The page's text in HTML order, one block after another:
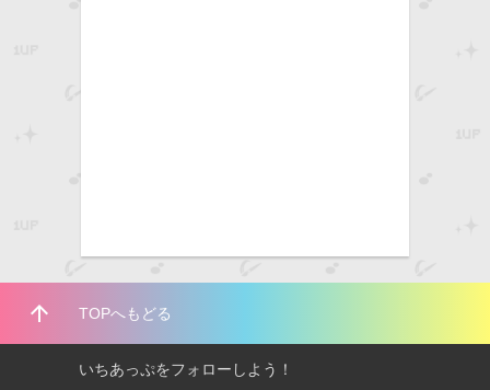
arrow_upward TOPへもどる
いちあっぷをフォローしよう！